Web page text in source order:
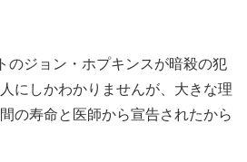
のジョン・ホプキンスが暗殺の犯
にしかわかりませんが、大きな理
の寿命と医師から宣告されたから